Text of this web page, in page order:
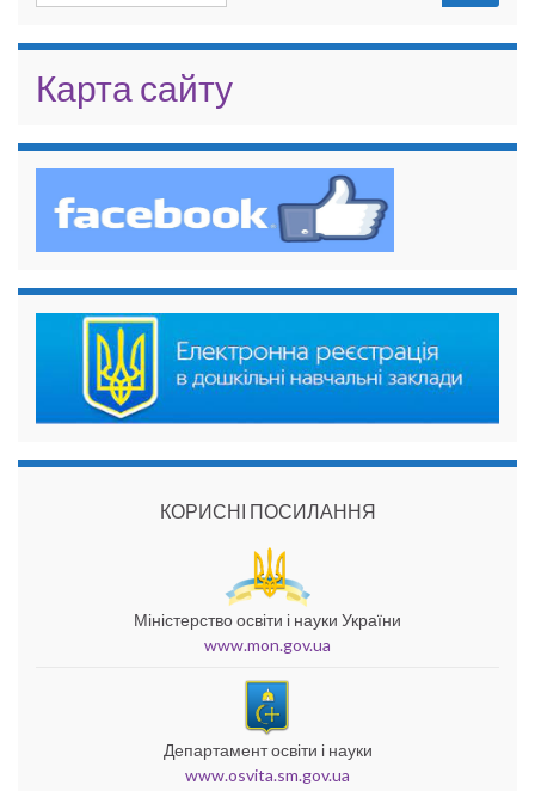
Карта сайту
КОРИСНІ ПОСИЛАННЯ
Міністерство освіти і науки України
www.mon.gov.ua
Департамент освіти і науки
www.osvita.sm.gov.ua